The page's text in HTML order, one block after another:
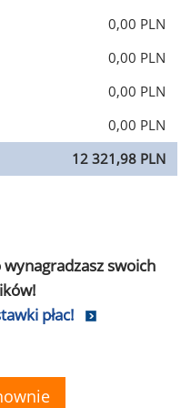
0,00 PLN
0,00 PLN
0,00 PLN
0,00 PLN
12 321,98 PLN
swoich
płac!